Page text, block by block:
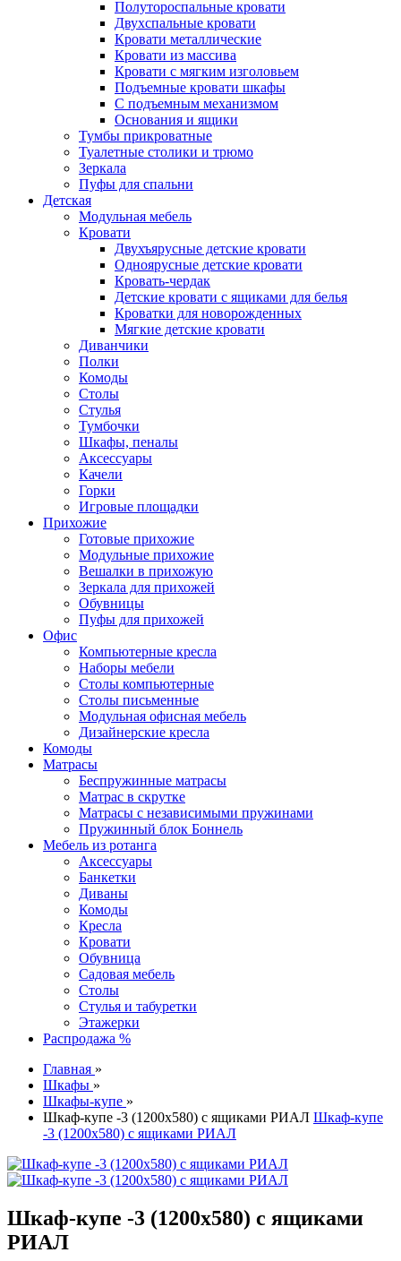
Полутороспальные кровати
Двухспальные кровати
Кровати металлические
Кровати из массива
Кровати с мягким изголовьем
Подъемные кровати шкафы
С подъемным механизмом
Основания и ящики
Тумбы прикроватные
Туалетные столики и трюмо
Зеркала
Пуфы для спальни
Детская
Модульная мебель
Кровати
Двухъярусные детские кровати
Одноярусные детские кровати
Кровать-чердак
Детские кровати с ящиками для белья
Кроватки для новорожденных
Мягкие детские кровати
Диванчики
Полки
Комоды
Столы
Стулья
Тумбочки
Шкафы, пеналы
Аксессуары
Качели
Горки
Игровые площадки
Прихожие
Готовые прихожие
Модульные прихожие
Вешалки в прихожую
Зеркала для прихожей
Обувницы
Пуфы для прихожей
Офис
Компьютерные кресла
Наборы мебели
Столы компьютерные
Столы письменные
Модульная офисная мебель
Дизайнерские кресла
Комоды
Матрасы
Беспружинные матрасы
Матрас в скрутке
Матрасы с независимыми пружинами
Пружинный блок Боннель
Мебель из ротанга
Аксессуары
Банкетки
Диваны
Комоды
Кресла
Кровати
Обувница
Садовая мебель
Столы
Стулья и табуретки
Этажерки
Распродажа %
Главная »
Шкафы »
Шкафы-купе »
Шкаф-купе -3 (1200х580) с ящиками РИАЛ Шкаф-купе
-3 (1200х580) с ящиками РИАЛ
Шкаф-купе -3 (1200х580) с ящиками
РИАЛ